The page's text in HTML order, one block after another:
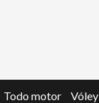
Todo motor Vóley